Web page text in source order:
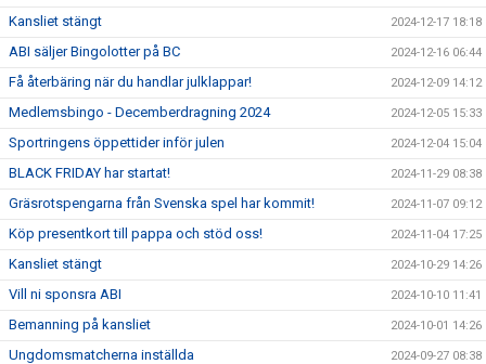
Kansliet stängt 2024-12-17 18:18
ABI säljer Bingolotter på BC 2024-12-16 06:44
Få återbäring när du handlar julklappar! 2024-12-09 14:12
Medlemsbingo - Decemberdragning 2024 2024-12-05 15:33
Sportringens öppettider inför julen 2024-12-04 15:04
BLACK FRIDAY har startat! 2024-11-29 08:38
Gräsrotspengarna från Svenska spel har kommit! 2024-11-07 09:12
Köp presentkort till pappa och stöd oss! 2024-11-04 17:25
Kansliet stängt 2024-10-29 14:26
Vill ni sponsra ABI 2024-10-10 11:41
Bemanning på kansliet 2024-10-01 14:26
Ungdomsmatcherna inställda 2024-09-27 08:38